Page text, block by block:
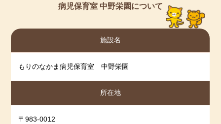
2023/12/28 紹介
「12月の病児保育室の様子」を更新しました
病児保育室 中野栄園について
施設名
もりのなかま病児保育室 中野栄園
所在地
〒983-0012